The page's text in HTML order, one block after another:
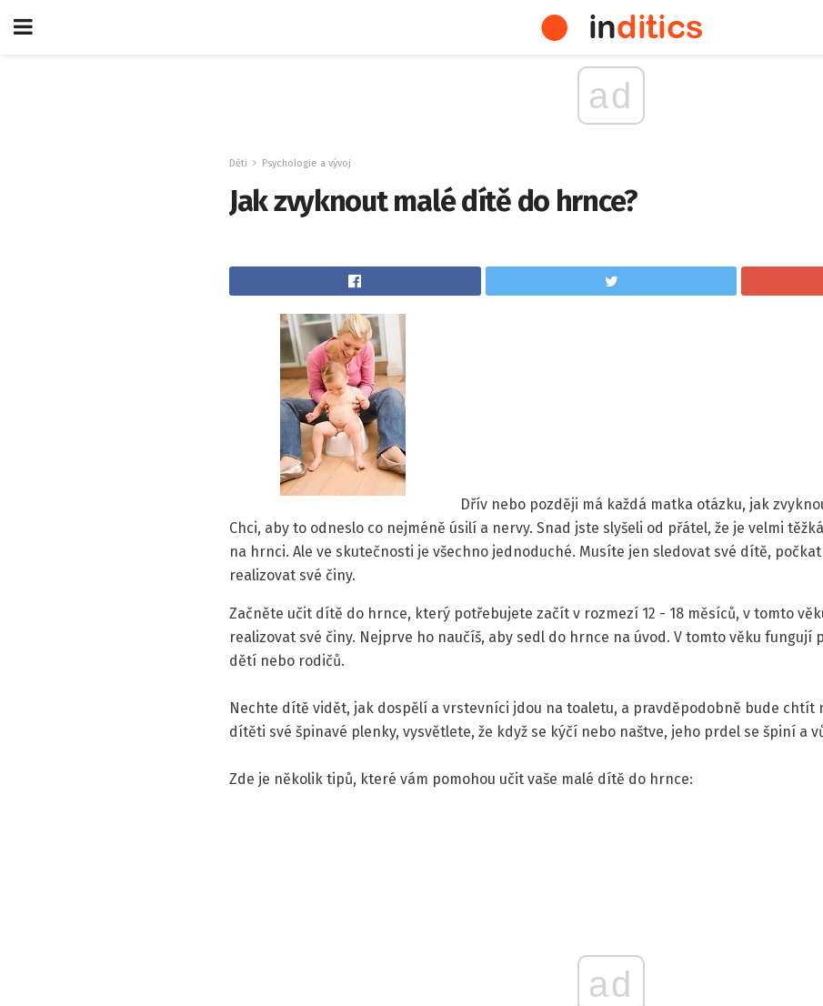
ad
Děti Psychologie a vývoj
Jak zvyknout malé dítě do hrnce?
Dřív nebo později má každá matka otázku, jak
Chci, aby to odneslo co nejméně úsilí a nervy. Snad jste slyšeli od přátel, že je velmi
na hrnci. Ale ve skutečnosti je všechno jednoduché. Musíte jen sledovat své dítě,
realizovat své činy.
Začněte učit dítě do hrnce, který potřebujete začít v rozmezí 12 - 18 měsíců, v tomto
realizovat své činy. Nejprve ho naučíš, aby sedl do hrnce na úvod. V tomto věku fungují
dětí nebo rodičů.
Nechte dítě vidět, jak dospělí a vrstevníci jdou na toaletu, a pravděpodobně bude chtít
dítěti své špinavé plenky, vysvětlete, že když se kýčí nebo naštve, jeho prdel se špiní a
Zde je několik tipů, které vám pomohou učit vaše malé dítě do hrnce:
ad